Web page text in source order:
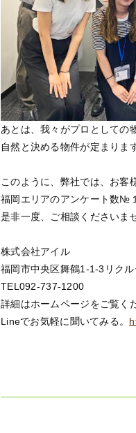
あとは、我々がプロとしての
自然と決める物件が定まりま
このように、弊社では、お客
福岡エリアのアンケート数№
是非一度、ご相談くださいま
株式会社アイル
福岡市中央区舞鶴1-1-3リク
TEL092-737-1200
詳細はホームページをご覧く
Lineでお気軽に聞いてみる。